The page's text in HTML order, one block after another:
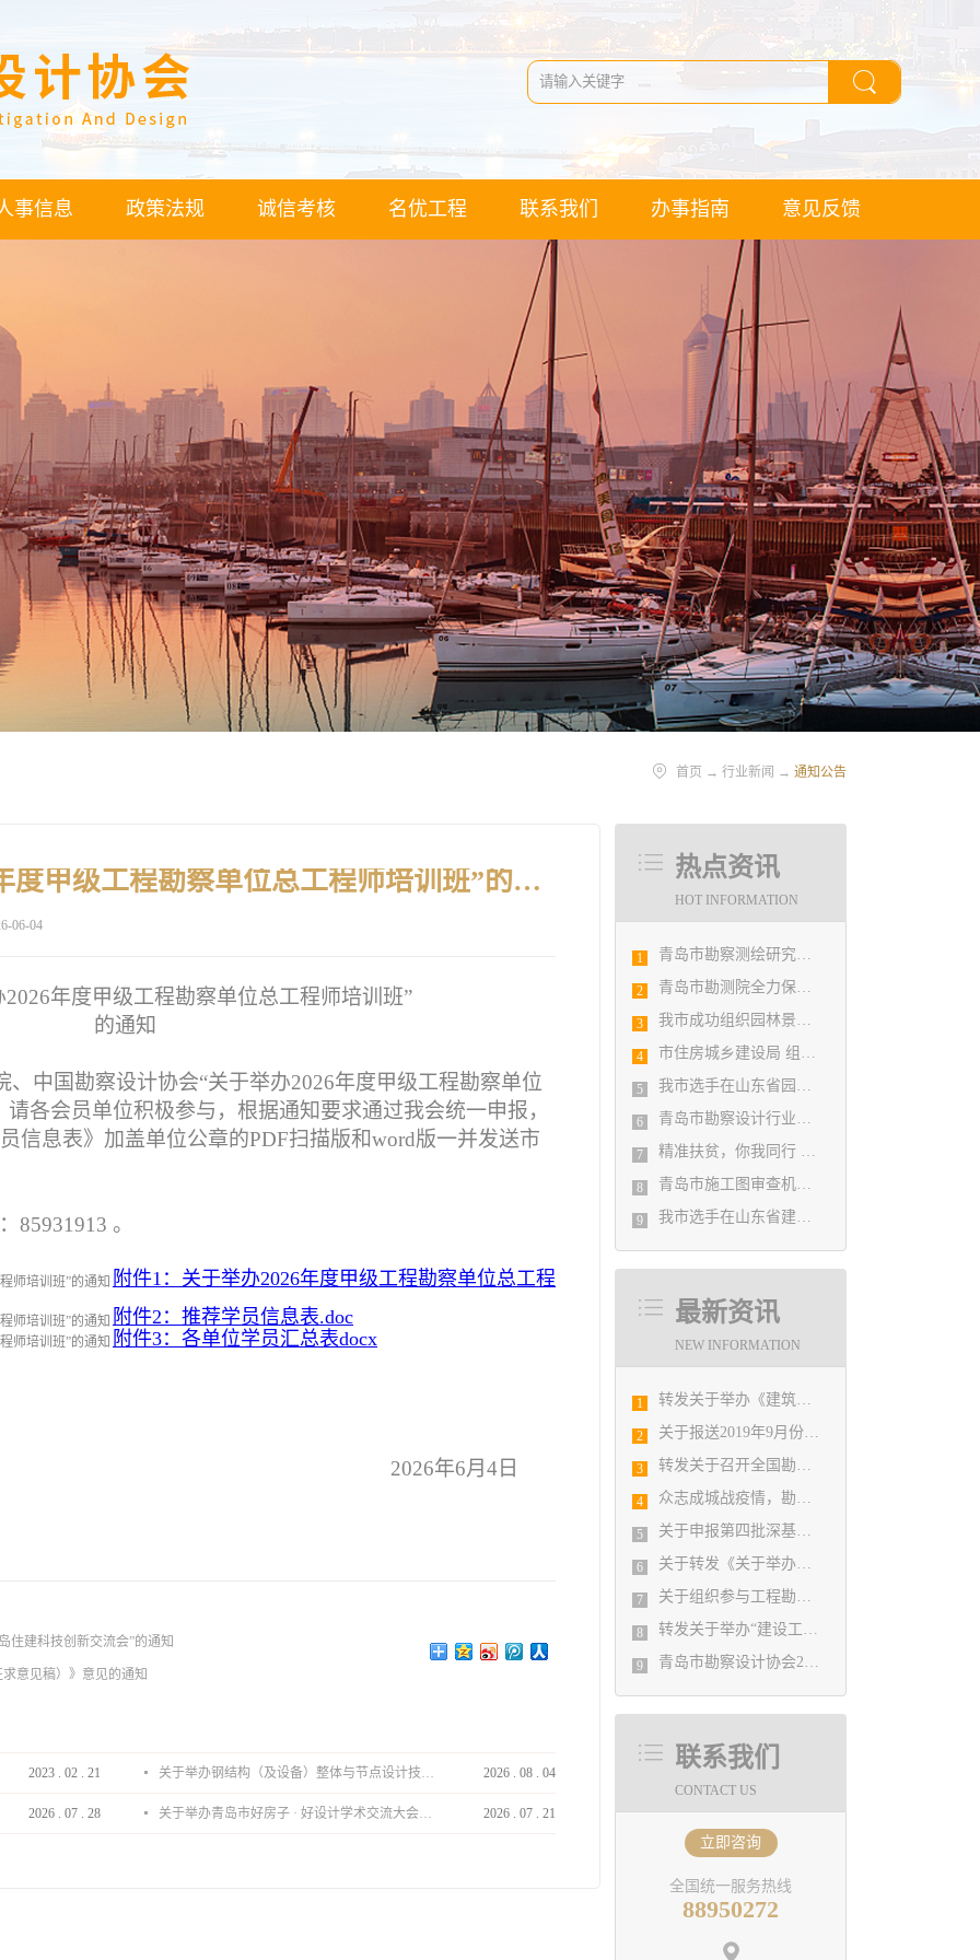
事信息 政策法规 诚信考核 名优工程 联系我们 办事指南 意见反馈
首页 → 行业新闻 → 通知公告
热点资讯
HOT INFORMATION
1 青岛市勘察测绘研究院参加第29届国际制图大会并荣获3项国际大奖
2 青岛市勘测院全力保障自然灾害普查区县级质检汇交工作
3 我市成功组织园林景观设计创意职业技能竞赛
4 市住房城乡建设局 组织设计人员能力提升培训会
5 我市选手在山东省园林景观设计创意职业技能竞赛中勇夺佳绩
6 青岛市勘察设计行业民事纠纷调解协调中心正式揭牌成立
7 精准扶贫，你我同行 ——协会荣获全市2018年度脱贫攻坚和扶贫协作先进集体
8 青岛市施工图审查机构第八次联席会议成功举办
9 我市选手在山东省建筑设计BIM技术应用技能竞赛取得佳绩
最新资讯
NEW INFORMATION
1 转发关于举办《建筑电气与智能化通用规范》 GB55024-2022公益宣贯的通知
2 关于报送2019年9月份勘察设计经济形势月报有关工作的通知
3 转发关于召开全国勘察设计行业庆祝新中国成立70周年大会暨中国勘察设计协会六届二次会员代表大会的通知
4 众志成城战疫情，勘察设计行业在行动
5 关于申报第四批深基坑工程专家库的通知
6 关于转发《关于举办《建筑设计防火规范》（GB50016）和《建筑防烟 排烟系统技术标准》GB51251-2017及建设工程消防设计审 查验收管理规定疑难解析答疑培训班的通知》的通知
7 关于组织参与工程勘察设计行业参与“一带一路”建设专题调研的通知
8 转发关于举办“建设工程消防设计审查及超限高层建筑工程抗震设防专项审查”的大师讲座的通知
9 青岛市勘察设计协会2021年第一次理事会 关于吸收新会员单位的决定
联系我们
CONTACT US
立即咨询
全国统一服务热线
88950272
关于转发“关于举办2026年度甲级工程勘察单位总工程师培训班”的通知
06-04
年度甲级工程勘察单位总工程师培训班”
的通知
中国勘察设计协会“关于举办2026年度甲级工程勘察单位
各会员单位积极参与，根据通知要求通过我会统一申报，
信息表》加盖单位公章的PDF扫描版和word版一并发送市
85931913 。
附件1：关于举办2026年度甲级工程勘察单位总工程
附件2：推荐学员信息表.doc
附件3：各单位学员汇总表docx
2026年6月4日
住建科技创新交流会”的通知
意见稿）》意见的通知
2023 02 21 关于举办钢结构（及设备）整体与节点设计技术分享会的通知 2026 08 04
2026 07 28 关于举办青岛市好房子 · 好设计学术交流大会的通知 2026 07 21